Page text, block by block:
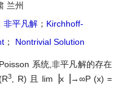
兰州
非平凡解 ； Kirchhoff-
； Nontrivial Solution
系统,非平凡解的存在
3
, R) 且 lim▕x▕→∞P (x) =